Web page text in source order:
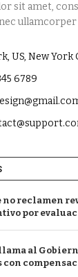
sit amet,
ullamcorper
US, New York
6789
no reclamen
por
al
con